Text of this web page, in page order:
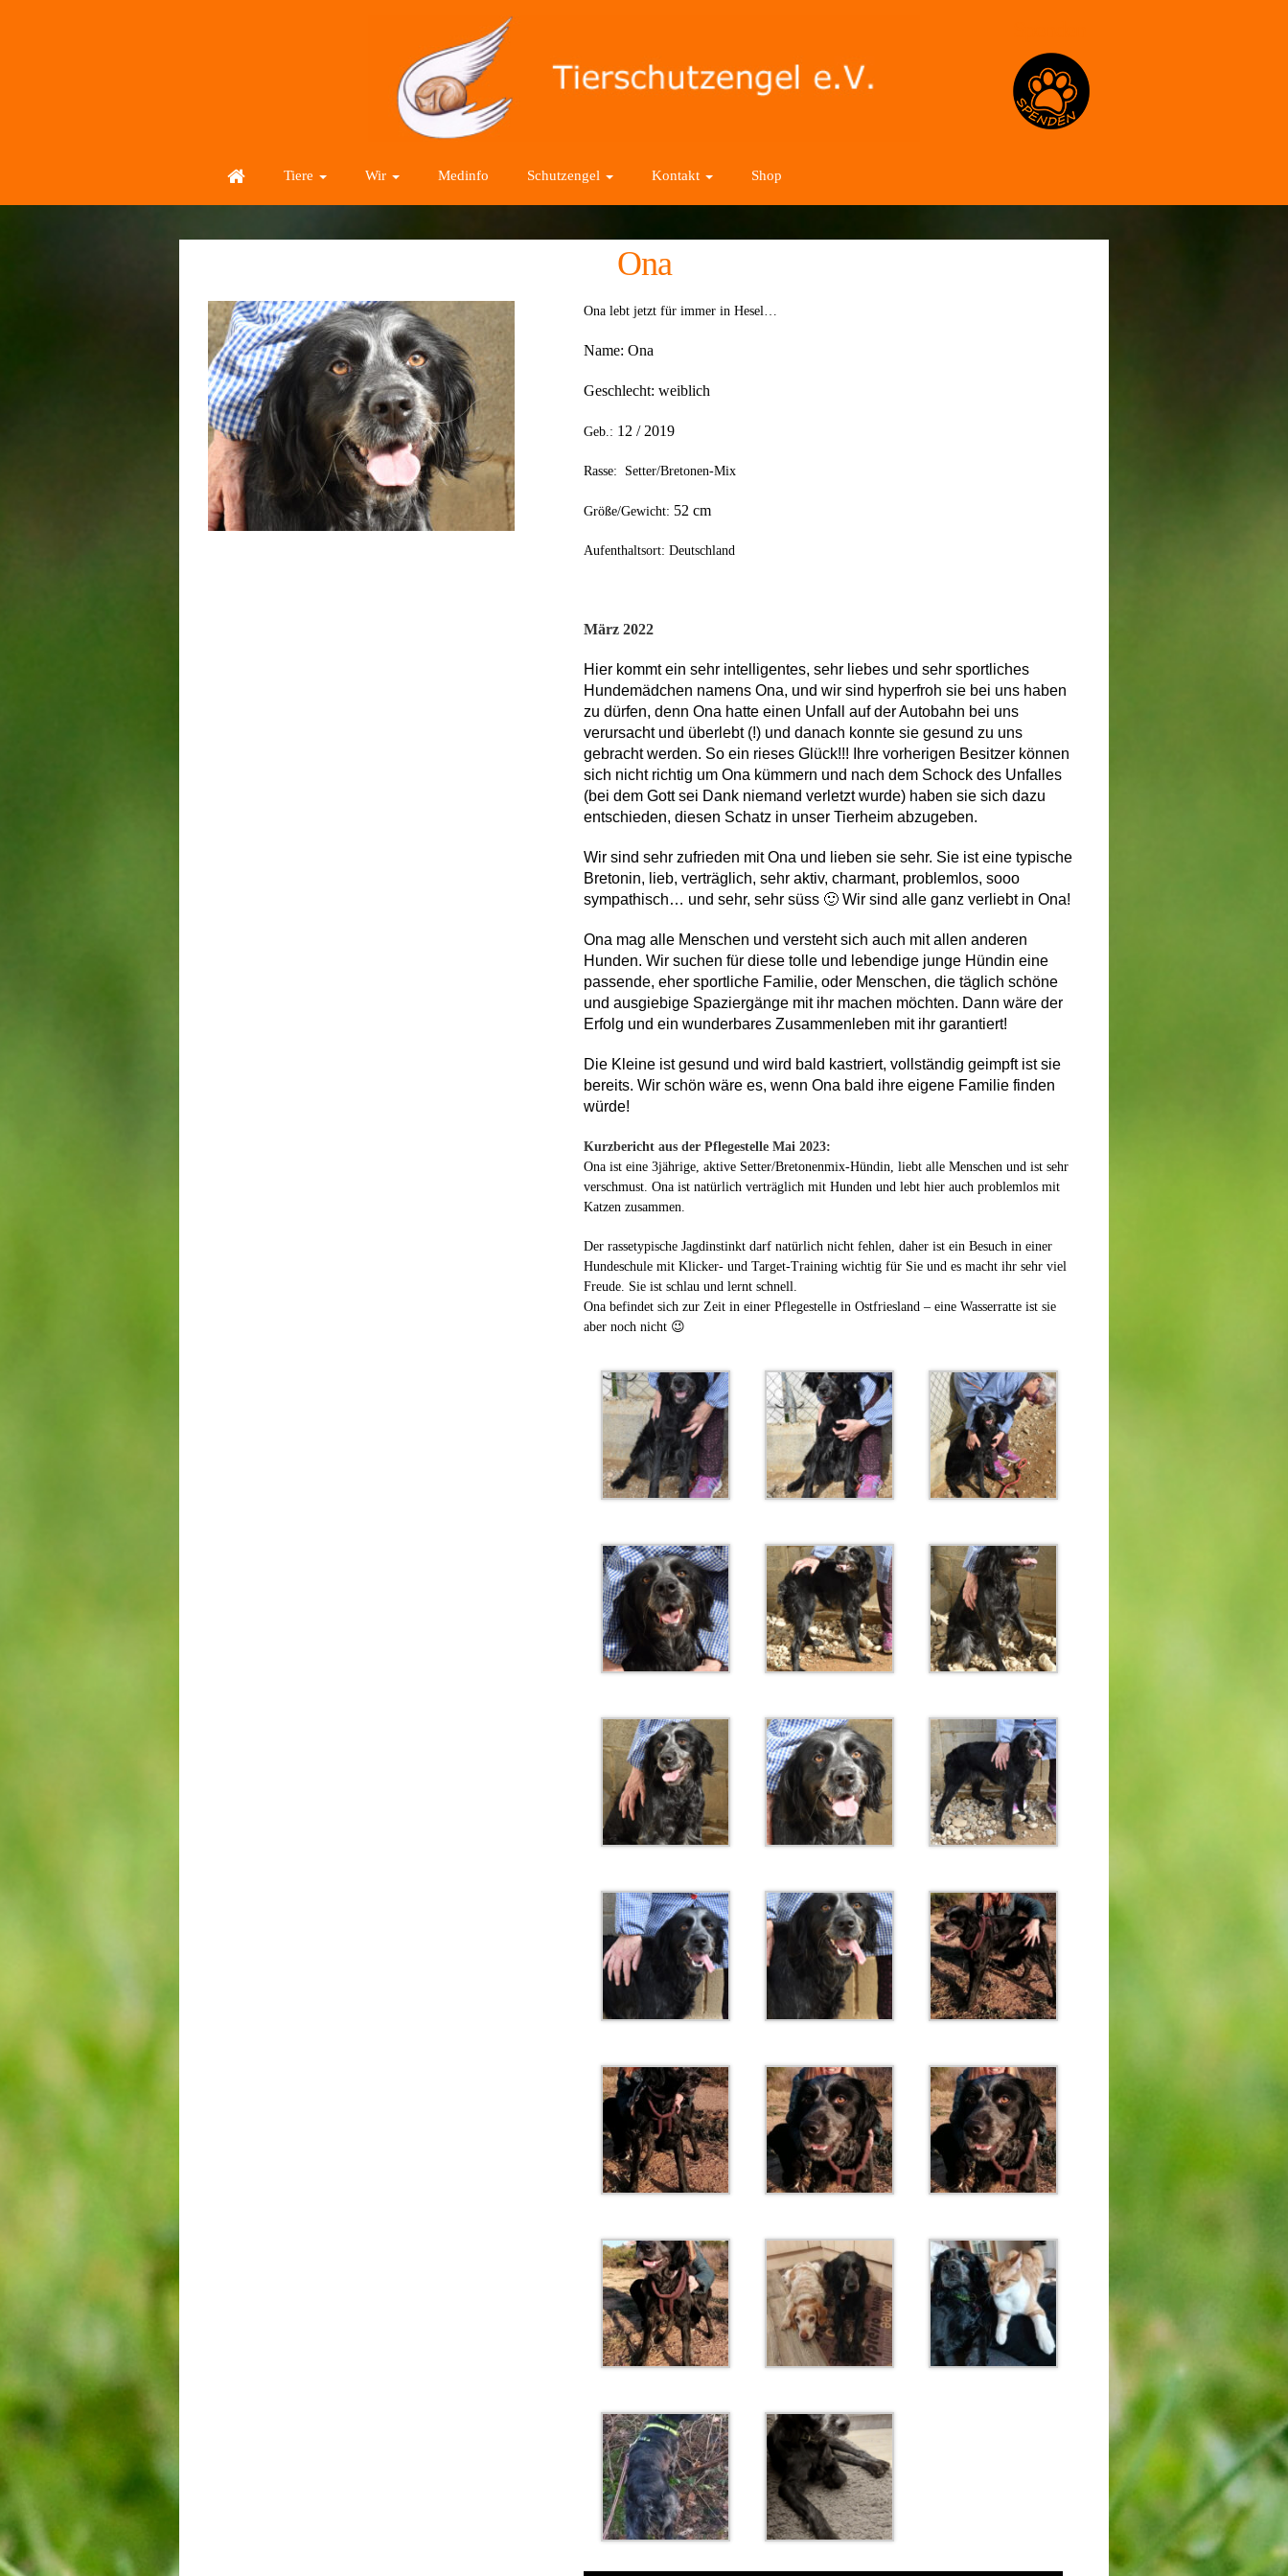
Tiere Wir Medinfo Schutzengel Kontakt Shop
Ona
Ona lebt jetzt für immer in Hesel…
Name: Ona
Geschlecht: weiblich
Geb.: 12 / 2019
Rasse: Setter/Bretonen-Mix
Größe/Gewicht: 52 cm
Aufenthaltsort: Deutschland
März 2022
Hier kommt ein sehr intelligentes, sehr liebes und sehr sportliches
Hundemädchen namens Ona, und wir sind hyperfroh sie bei uns haben
zu dürfen, denn Ona hatte einen Unfall auf der Autobahn bei uns
verursacht und überlebt (!) und danach konnte sie gesund zu uns
gebracht werden. So ein rieses Glück!!! Ihre vorherigen Besitzer können
sich nicht richtig um Ona kümmern und nach dem Schock des Unfalles
(bei dem Gott sei Dank niemand verletzt wurde) haben sie sich dazu
entschieden, diesen Schatz in unser Tierheim abzugeben.
Wir sind sehr zufrieden mit Ona und lieben sie sehr. Sie ist eine typische
Bretonin, lieb, verträglich, sehr aktiv, charmant, problemlos, sooo
sympathisch… und sehr, sehr süss 🙂 Wir sind alle ganz verliebt in Ona!
Ona mag alle Menschen und versteht sich auch mit allen anderen
Hunden. Wir suchen für diese tolle und lebendige junge Hündin eine
passende, eher sportliche Familie, oder Menschen, die täglich schöne
und ausgiebige Spaziergänge mit ihr machen möchten. Dann wäre der
Erfolg und ein wunderbares Zusammenleben mit ihr garantiert!
Die Kleine ist gesund und wird bald kastriert, vollständig geimpft ist sie
bereits. Wir schön wäre es, wenn Ona bald ihre eigene Familie finden
würde!
Kurzbericht aus der Pflegestelle Mai 2023:
Ona ist eine 3jährige, aktive Setter/Bretonenmix-Hündin, liebt alle Menschen und ist sehr
verschmust. Ona ist natürlich verträglich mit Hunden und lebt hier auch problemlos mit
Katzen zusammen.
Der rassetypische Jagdinstinkt darf natürlich nicht fehlen, daher ist ein Besuch in einer
Hundeschule mit Klicker- und Target-Training wichtig für Sie und es macht ihr sehr viel
Freude. Sie ist schlau und lernt schnell.
Ona befindet sich zur Zeit in einer Pflegestelle in Ostfriesland – eine Wasserratte ist sie
aber noch nicht 😉